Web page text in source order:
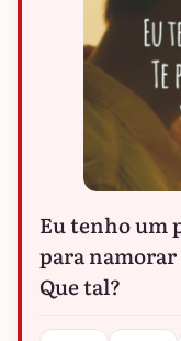
Eu tenho um
para namorar
Que tal?